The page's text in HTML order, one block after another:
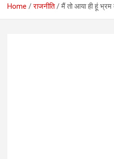
Home राजनीति मैं तो आया ही हूं भ्रम